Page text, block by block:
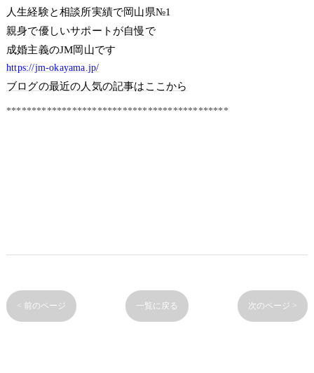
人生経験と相談所実績で岡山県№1
親身で優しいサポートが自慢で
成婚主義のJM岡山です
https://jm-okayama.jp/
ブログの最近の人気の記事はここから
********************************************
< 前のページ 一覧に戻る 次のページ >